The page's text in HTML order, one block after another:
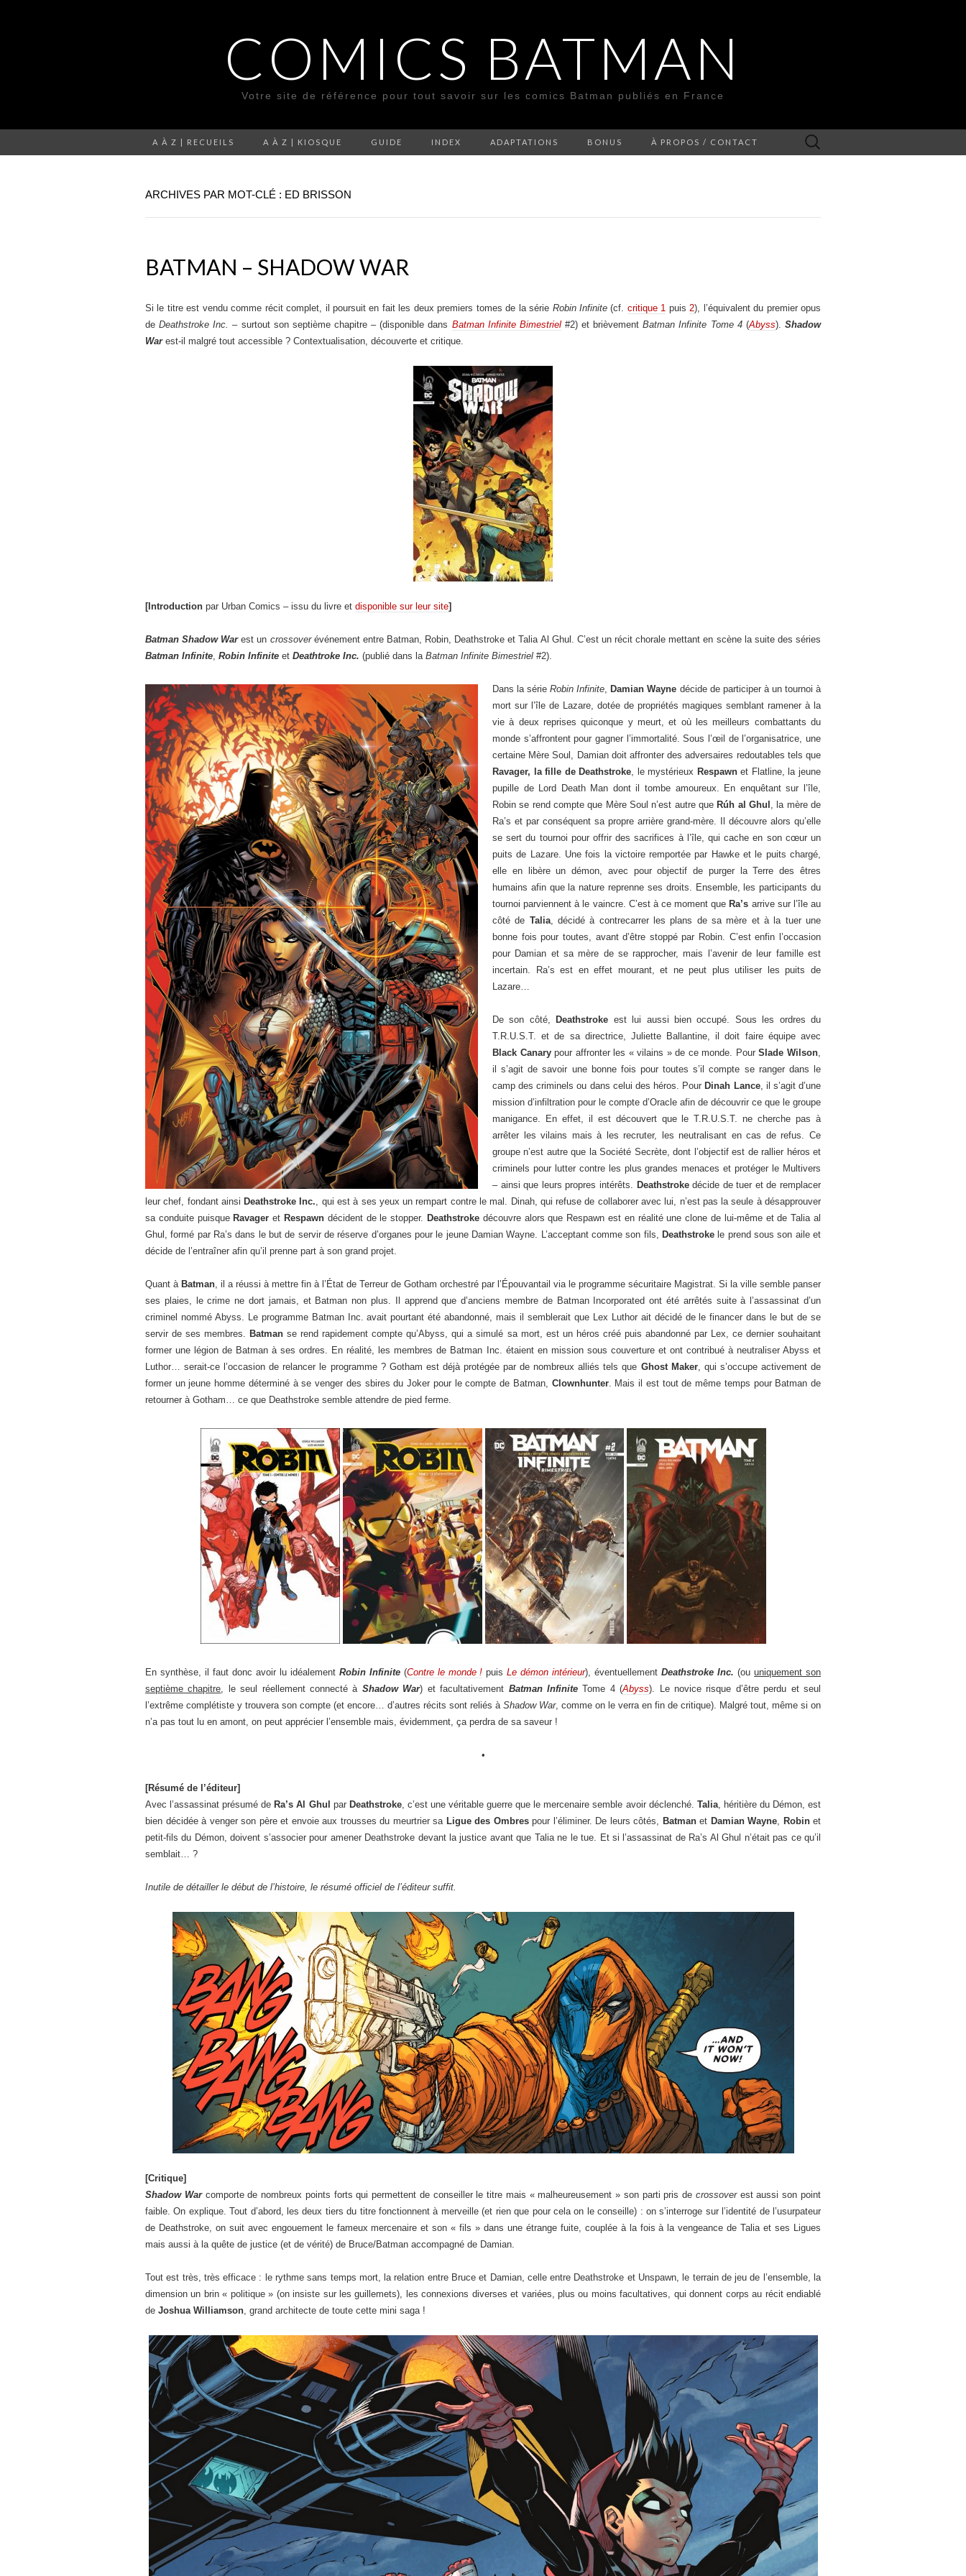
COMICS BATMAN
Votre site de référence pour tout savoir sur les comics Batman publiés en France
A À Z | RECUEILS A À Z | KIOSQUE GUIDE INDEX ADAPTATIONS BONUS À PROPOS / CONTACT Rechercher :
ARCHIVES PAR MOT-CLÉ : ED BRISSON
BATMAN – SHADOW WAR
Si le titre est vendu comme récit complet, il poursuit en fait les deux premiers tomes de la série Robin Infinite(cf. critique 1 puis2), l’équivalent du premier opus
deDeathstroke Inc. – surtout son septième chapitre – (disponible dans Batman Infinite Bimestriel#2) et brièvementBatman Infinite Tome 4 (Abyss).Shadow
War est-il malgré tout accessible ? Contextualisation, découverte et critique.
[Introduction par Urban Comics – issu du livre et disponible sur leur site]
Batman Shadow Warest un crossoverévénement entre Batman, Robin, Deathstroke et Talia Al Ghul. C’est un récit chorale mettant en scène la suite des séries
Batman Infinite, Robin Infinite et Deathtroke Inc. (publié dans la Batman Infinite Bimestriel #2).
Dans la sérieRobin Infinite, Damian Wayne décide de participer à un tournoi à
mort sur l’île de Lazare, dotée de propriétés magiques semblant ramener à la
vie à deux reprises quiconque y meurt, et où les meilleurs combattants du
monde s’affrontent pour gagner l’immortalité. Sous l’œil de l’organisatrice, une
certaine Mère Soul, Damian doit affronter des adversaires redoutables tels que
Ravager, la fille de Deathstroke, le mystérieux Respawnet Flatline, la jeune
pupille de Lord Death Man dont il tombe amoureux. En enquêtant sur l’île,
Robin se rend compte que Mère Soul n’est autre que Rúh al Ghul , la mère de
Ra’s et par conséquent sa propre arrière grand-mère. Il découvre alors qu’elle
se sert du tournoi pour offrir des sacrifices à l’île, qui cache en son cœur un
puits de Lazare. Une fois la victoire remportée par Hawke et le puits chargé,
elle en libère un démon, avec pour objectif de purger la Terre des êtres
humains afin que la nature reprenne ses droits. Ensemble, les participants du
tournoi parviennent à le vaincre. C’est à ce moment que Ra’s arrive sur l’île au
côté de Talia, décidé à contrecarrer les plans de sa mère et à la tuer une
bonne fois pour toutes, avant d’être stoppé par Robin. C’est enfin l’occasion
pour Damian et sa mère de se rapprocher, mais l’avenir de leur famille est
incertain. Ra’s est en effet mourant, et ne peut plus utiliser les puits de
Lazare…
De son côté, Deathstroke est lui aussi bien occupé. Sous les ordres du
T.R.U.S.T. et de sa directrice, Juliette Ballantine, il doit faire équipe avec
Black Canarypour affronter les « vilains » de ce monde. PourSlade Wilson,
il s’agit de savoir une bonne fois pour toutes s’il compte se ranger dans le
camp des criminels ou dans celui des héros. Pour Dinah Lance, il s’agit d’une
mission d’infiltration pour le compte d’Oracle afin de découvrir ce que le groupe
manigance. En effet, il est découvert que le T.R.U.S.T. ne cherche pas à
arrêter les vilains mais à les recruter, les neutralisant en cas de refus. Ce
groupe n’est autre que la Société Secrète, dont l’objectif est de rallier héros et
criminels pour lutter contre les plus grandes menaces et protéger le Multivers
– ainsi que leurs propres intérêts. Deathstrokedécide de tuer et de remplacer
leur chef, fondant ainsi Deathstroke Inc., qui est à ses yeux un rempart contre le mal. Dinah, qui refuse de collaborer avec lui, n’est pas la seule à désapprouver
sa conduite puisque Ravager et Respawn décident de le stopper. Deathstroke découvre alors que Respawn est en réalité une clone de lui-même et de Talia al
Ghul, formé par Ra’s dans le but de servir de réserve d’organes pour le jeune Damian Wayne. L’acceptant comme son fils, Deathstroke le prend sous son aile et
décide de l’entraîner afin qu’il prenne part à son grand projet.
Quant à Batman, il a réussi à mettre fin à l’État de Terreur de Gotham orchestré par l’Épouvantail via le programme sécuritaire Magistrat. Si la ville semble panser
ses plaies, le crime ne dort jamais, et Batman non plus. Il apprend que d’anciens membre de Batman Incorporated ont été arrêtés suite à l’assassinat d’un
criminel nommé Abyss. Le programme Batman Inc. avait pourtant été abandonné, mais il semblerait que Lex Luthor ait décidé de le financer dans le but de se
servir de ses membres. Batman se rend rapidement compte qu’Abyss, qui a simulé sa mort, est un héros créé puis abandonné par Lex, ce dernier souhaitant
former une légion de Batman à ses ordres. En réalité, les membres de Batman Inc. étaient en mission sous couverture et ont contribué à neutraliser Abyss et
Luthor… serait-ce l’occasion de relancer le programme ? Gotham est déjà protégée par de nombreux alliés tels que Ghost Maker, qui s’occupe activement de
former un jeune homme déterminé à se venger des sbires du Joker pour le compte de Batman, Clownhunter. Mais il est tout de même temps pour Batman de
retourner à Gotham… ce que Deathstroke semble attendre de pied ferme.
En synthèse, il faut donc avoir lu idéalement Robin Infinite(Contre le monde ! puisLe démon intérieur), éventuellementDeathstroke Inc. (ouuniquement son
septième chapitre, le seul réellement connecté à Shadow War) et facultativement Batman InfiniteTome 4 (Abyss). Le novice risque d’être perdu et seul
l’extrême complétiste y trouvera son compte (et encore… d’autres récits sont reliés à Shadow War, comme on le verra en fin de critique). Malgré tout, même si on
n’a pas tout lu en amont, on peut apprécier l’ensemble mais, évidemment, ça perdra de sa saveur !
•
[Résumé de l’éditeur]
Avec l’assassinat présumé de Ra’s Al Ghul par Deathstroke, c’est une véritable guerre que le mercenaire semble avoir déclenché. Talia, héritière du Démon, est
bien décidée à venger son père et envoie aux trousses du meurtrier sa Ligue des Ombrespour l’éliminer. De leurs côtés, Batmanet Damian Wayne, Robinet
petit-fils du Démon, doivent s’associer pour amener Deathstroke devant la justice avant que Talia ne le tue. Et si l’assassinat de Ra’s Al Ghul n’était pas ce qu’il
semblait… ?
Inutile de détailler le début de l’histoire, le résumé officiel de l’éditeur suffit.
[Critique]
Shadow Warcomporte de nombreux points forts qui permettent de conseiller le titre mais « malheureusement » son parti pris de crossoverest aussi son point
faible. On explique. Tout d’abord, les deux tiers du titre fonctionnent à merveille (et rien que pour cela on le conseille) : on s’interroge sur l’identité de l’usurpateur
de Deathstroke, on suit avec engouement le fameux mercenaire et son « fils » dans une étrange fuite, couplée à la fois à la vengeance de Talia et ses Ligues
mais aussi à la quête de justice (et de vérité) de Bruce/Batman accompagné de Damian.
Tout est très, très efficace : le rythme sans temps mort, la relation entre Bruce et Damian, celle entre Deathstroke et Unspawn, le terrain de jeu de l’ensemble, la
dimension un brin « politique » (on insiste sur les guillemets), les connexions diverses et variées, plus ou moins facultatives, qui donnent corps au récit endiablé
de Joshua Williamson , grand architecte de toute cette mini saga !